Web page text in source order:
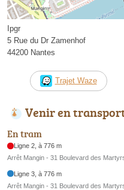
Ipgr
5 Rue du Dr Zamenhof
44200 Nantes
Trajet Waze
Venir en
En tram
Ligne 2, à 776 m
Arrêt Mangin - 31 Boulevard des
Ligne 3, à 776 m
Arrêt Mangin - 31 Boulevard des